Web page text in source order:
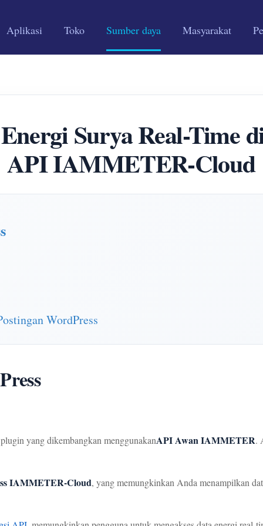
Aplikasi Toko Sumber daya Masyarakat
Surya Real-Time
API IAMMETER-Cloud
WordPress
yang dikembangkan menggunakanAPI Awan IAMMETER.
IAMMETER-Cloud, yang memungkinkan Anda menampilkan